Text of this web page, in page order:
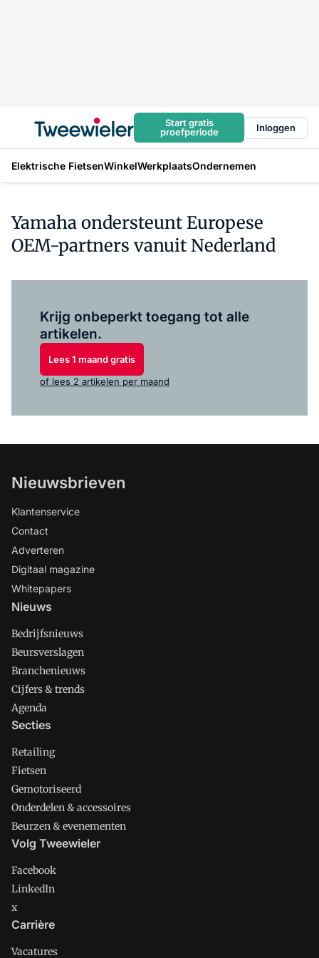
Start gratis
proefperiode
Inloggen
Elektrische FietsenWinkelWerkplaatsOndernemen
Yamaha ondersteunt Europese
OEM-partners vanuit Nederland
Krijg onbeperkt toegang tot alle
artikelen.
Lees 1 maand gratis
of lees 2 artikelen per maand
Nieuwsbrieven
Klantenservice
Contact
Adverteren
Digitaal magazine
Whitepapers
Nieuws
Bedrijfsnieuws
Beursverslagen
Branchenieuws
Cijfers & trends
Agenda
Secties
Retailing
Fietsen
Gemotoriseerd
Onderdelen & accessoires
Beurzen & evenementen
Volg Tweewieler
Facebook
LinkedIn
x
Carrière
Vacatures